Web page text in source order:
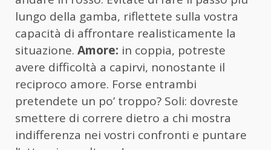
lungo della gamba, riflettete sulla vostra
capacità di affrontare realisticamente la
situazione. Amore: in coppia, potreste
avere difficoltà a capirvi, nonostante il
reciproco amore. Forse entrambi
pretendete un po’ troppo? Soli: dovreste
smettere di correre dietro a chi mostra
indifferenza nei vostri confronti e puntare